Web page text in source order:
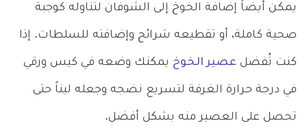
يمكن أيضاً إضافة الخوخ إلى الشوفان لتناوله كوجبة
صحية كاملة، أو تقطيعه شرائح وإضافته للسلطات. إذا
كنت تُفضل عصير الخوخ يمكنك وضعه في كيس ورقي
في درجة حرارة الغرفة لتسريع نضجه وجعله ليناً حتى
تحصل على العصير منه بشكل أفضل.